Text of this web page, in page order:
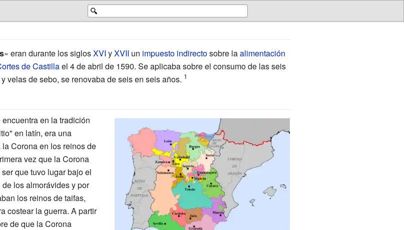
🔍
» eran durante los siglosXVI yXVII un impuesto indirectosobre laalimentación
de Castillael 4 de abril de 1590. Se aplicaba sobre el consumo de las seis
velas de sebo, se renovaba de seis en seis años.
en la tradición
en latín, era una
Corona en los reinos de
vez que la Corona
que tuvo lugar bajo el
los almorávides y por
los reinos de taifas,
costear la guerra. A partir
de que la Corona